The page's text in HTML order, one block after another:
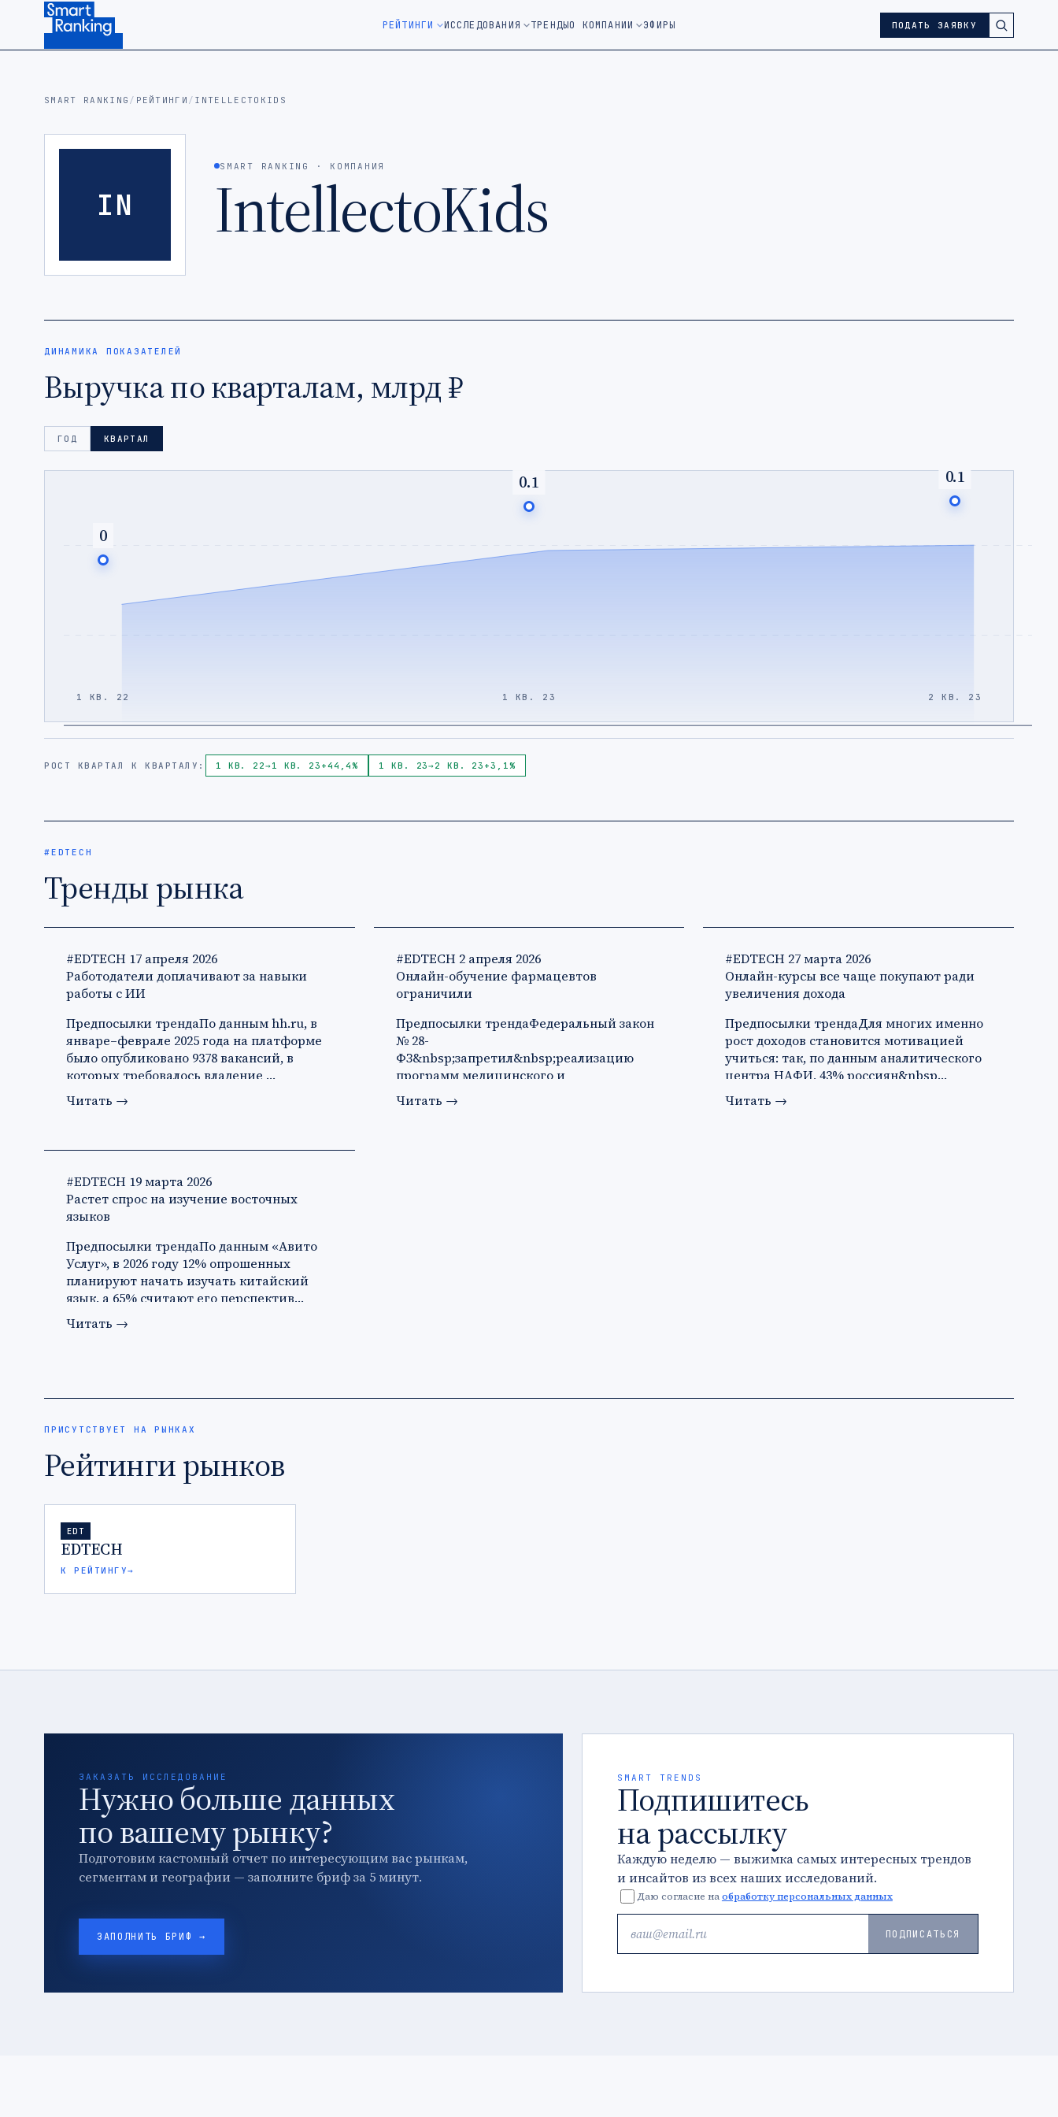
Подписаться на наш канал в Telegram (откроется в новом окне)
РЕЙТИНГИ ИССЛЕДОВАНИЯ ТРЕНДЫО КОМПАНИИ ЭФИРЫ ПОДАТЬ ЗАЯВКУ
SMART RANKING / РЕЙТИНГИ / INTELLECTOKIDS
IN
SMART RANKING · КОМПАНИЯ
IntellectoKids
ДИНАМИКА ПОКАЗАТЕЛЕЙ
Выручка по кварталам, млрд ₽
ГОД КВАРТАЛ
0
0.1 0.1
1 КВ. 22 1 КВ. 23 2 КВ. 23
РОСТ КВАРТАЛ К КВАРТАЛУ: 1 КВ. 22→ 1 КВ. 23 +44,4% 1 КВ. 23→ 2 КВ. 23 +3,1%
#EDTECH
Тренды рынка
#EDTECH 17 апреля 2026
Работодатели доплачивают за навыки
работы с ИИ
Предпосылки трендаПо данным hh.ru, в
январе–феврале 2025 года на платформе
было опубликовано 9378 вакансий, в
которых требовалось владение …
Читать →
#EDTECH 2 апреля 2026
Онлайн-обучение фармацевтов
ограничили
Предпосылки трендаФедеральный закон
№ 28-
ФЗ&nbsp;запретил&nbsp;реализацию
программ медицинского и
фармацевтического образования с
применени…
Читать →
#EDTECH 27 марта 2026
Онлайн-курсы все чаще покупают ради
увеличения дохода
Предпосылки трендаДля многих именно
рост доходов становится мотивацией
учиться: так, по данным аналитического
центра НАФИ, 43% россиян&nbsp…
Читать →
#EDTECH 19 марта 2026
Растет спрос на изучение восточных
языков
Предпосылки трендаПо данным «Авито
Услуг», в 2026 году 12% опрошенных
планируют начать изучать китайский
язык, а 65% считают его перспектив…
Читать →
ПРИСУТСТВУЕТ НА РЫНКАХ
Рейтинги рынков
EDT
EDTECH
К РЕЙТИНГУ→
ЗАКАЗАТЬ ИССЛЕДОВАНИЕ
Нужно больше данных
по вашему рынку?
Подготовим кастомный отчет по интересующим вас рынкам,
сегментам и географии — заполните бриф за 5 минут.
ЗАПОЛНИТЬ БРИФ →
SMART TRENDS
Подпишитесь
на рассылку
Каждую неделю — выжимка самых интересных трендов
и инсайтов из всех наших исследований.
Даю согласие наобработку персональных данных
ПОДПИСАТЬСЯ